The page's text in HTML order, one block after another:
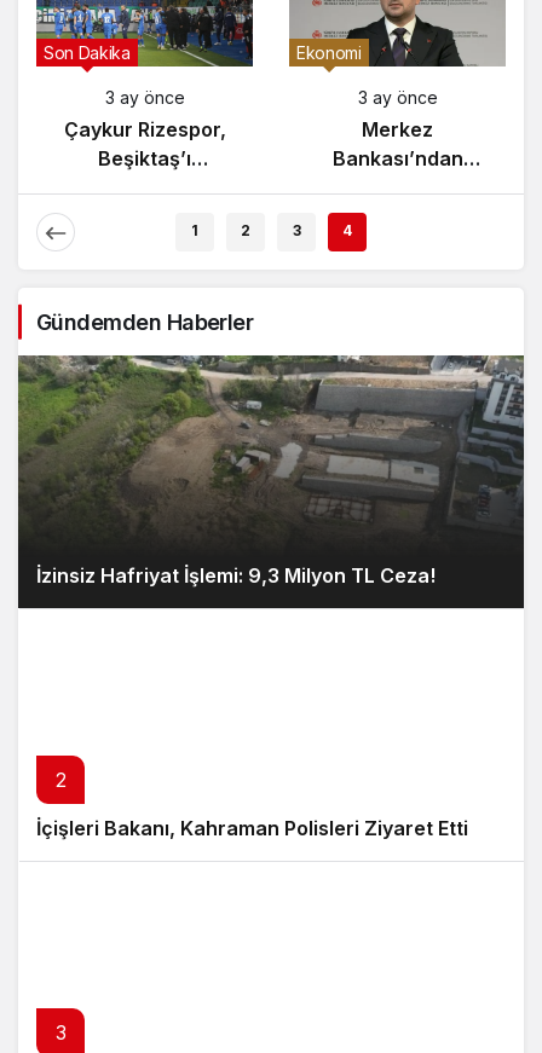
Gündem
3 ay önce
Yunanistan’da
Zeybek Tartışması
Son Dakika
3 ay önce
Çaykur Rizespor,
Beşiktaş’ı
1 2 3 4
Gündemden Haberler
İzinsiz Hafriyat İşlemi: 9,3 Milyon TL Ceza!
2
İçişleri Bakanı, Kahraman Polisleri Ziyaret Etti
3